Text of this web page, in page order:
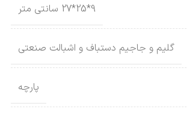
9*25*27 سانتی متر
گلیم و جاجیم دستباف و اشبالت صنعتی
پارچه